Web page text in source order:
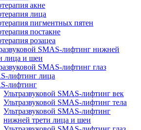
акне
лица
пигментных пятен
постакне
розацеа
SMAS-лифтинг нижней
лица и шеи
SMAS-лифтинг глаз
лифтинг лица
лифтинг
Ультразвуковой SMAS-лифтинг век
Ультразвуковой SMAS-лифтинг тела
Ультразвуковой SMAS-лифтинг
нижней трети лица и шеи